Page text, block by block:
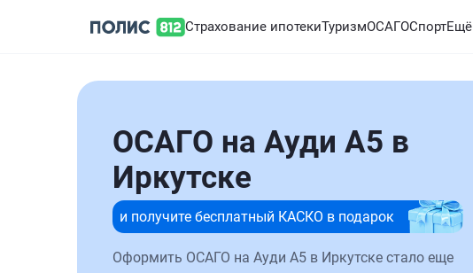
Страхование ипотекиТуризмОСАГОСпортЕщё
ОСАГО на Ауди А5 в
Иркутске
и получите бесплатный КАСКО в подарок
Оформить ОСАГО на Ауди А5 в Иркутске стало еще